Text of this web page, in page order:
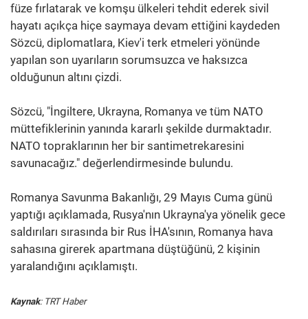
füze fırlatarak ve komşu ülkeleri tehdit ederek sivil
hayatı açıkça hiçe saymaya devam ettiğini kaydeden
Sözcü, diplomatlara, Kiev'i terk etmeleri yönünde
yapılan son uyarıların sorumsuzca ve haksızca
olduğunun altını çizdi.
Sözcü, "İngiltere, Ukrayna, Romanya ve tüm NATO
müttefiklerinin yanında kararlı şekilde durmaktadır.
NATO topraklarının her bir santimetrekaresini
savunacağız." değerlendirmesinde bulundu.
Romanya Savunma Bakanlığı, 29 Mayıs Cuma günü
yaptığı açıklamada, Rusya'nın Ukrayna'ya yönelik gece
saldırıları sırasında bir Rus İHA'sının, Romanya hava
sahasına girerek apartmana düştüğünü, 2 kişinin
yaralandığını açıklamıştı.
Kaynak: TRT Haber